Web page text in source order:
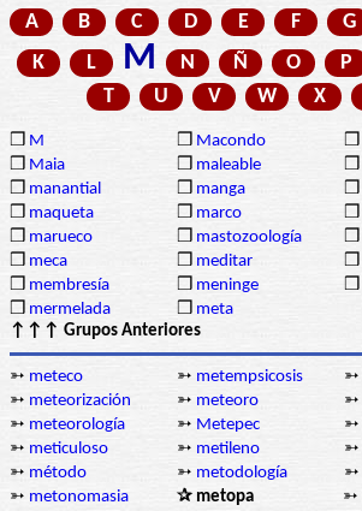
A B C D E F G
K
L M N Ñ O P
T
U V W X
❒ M ❒ Macondo ❒
❒ Maia ❒ maleable ❒
❒ manantial ❒ manga ❒
❒ maqueta ❒ marco ❒
❒ marueco ❒ mastozoología ❒
❒ meca ❒ meditar ❒
❒ membresía ❒ meninge ❒
❒ mermelada ❒ meta
↑↑↑ Grupos Anteriores
➳ meteco ➳ metempsicosis ➳
➳ meteorización ➳ meteoro ➳
➳ meteorología ➳ Metepec ➳
➳ meticuloso ➳ metileno ➳
➳ método ➳ metodología ➳
➳ metonomasia ✰ metopa ➳